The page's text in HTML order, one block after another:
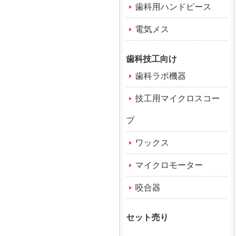
歯科用ハンドピース
電気メス
歯科技工向け
歯科ラボ機器
技工用マイクロスコー
プ
ワックス
マイクロモーター
咬合器
セット売り